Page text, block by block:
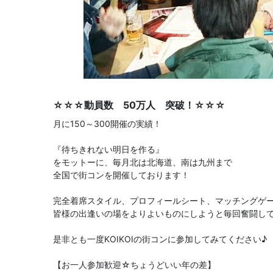
☆☆☆動員数 50万人 突破！☆☆☆
月に150～300開催の実績！
『待ちきれない明日を作る』
をモットーに、毎月北は北海道、南は九州まで
全国で街コンを開催しております！
完全着席スタイル、プロフィールシート、マッチングゲ
皆様の出逢いの場をよりよいものにしようと毎回奮闘し
是非とも一度KOIKOIの街コンに参加してみてください♪
【お一人参加歓迎☆ちょうどいい年の差】